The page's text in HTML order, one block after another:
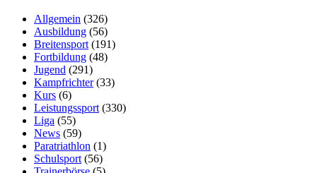
Allgemein (326)
Ausbildung (56)
Breitensport (191)
Fortbildung (48)
Jugend (291)
Kampfrichter(33)
Kurs (6)
Leistungssport (330)
Liga (55)
News (59)
Paratriathlon (1)
Schulsport (56)